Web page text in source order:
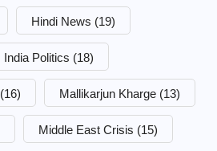
Hindi News (19)
India Politics (18)
(16) Mallikarjun Kharge (13)
Middle East Crisis (15)